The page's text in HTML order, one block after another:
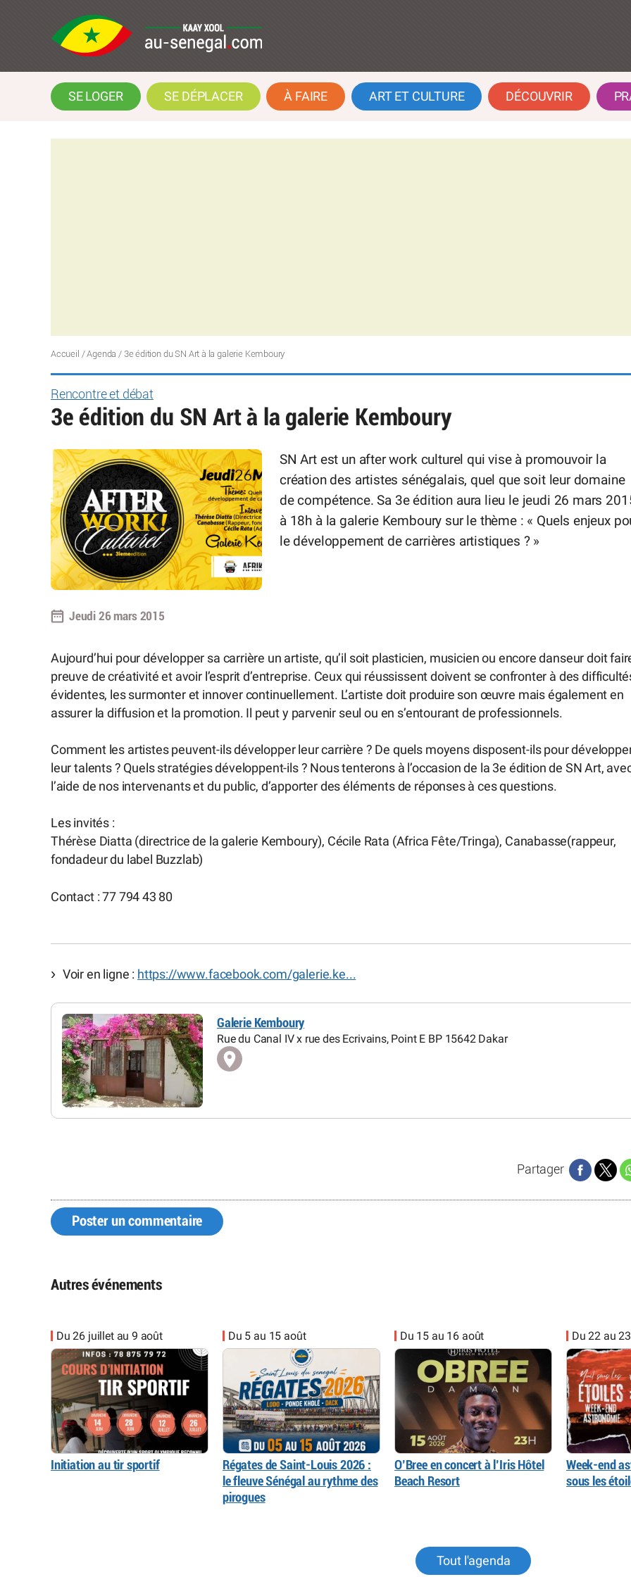
SE LOGER SE DÉPLACER À FAIRE ART ET CULTURE DÉCOUVRIR
Accueil /Agenda / 3e édition du SN Art à la galerie Kemboury
Rencontre et débat
3e édition du SN Art à la galerie Kemboury
SN Art est un after work culturel qui vise à promouvoir la
création des artistes sénégalais, quel que soit leur domaine
de compétence. Sa 3e édition aura lieu le jeudi 26 mars
à 18h à la galerie Kemboury sur le thème : « Quels enjeux
le développement de carrières artistiques ? »
Jeudi 26 mars 2015
Aujourd’hui pour développer sa carrière un artiste, qu’il soit plasticien, musicien ou encore danseur doit
preuve de créativité et avoir l’esprit d’entreprise. Ceux qui réussissent doivent se confronter à des
évidentes, les surmonter et innover continuellement. L’artiste doit produire son œuvre mais également en
assurer la diffusion et la promotion. Il peut y parvenir seul ou en s’entourant de professionnels.
Comment les artistes peuvent-ils développer leur carrière ? De quels moyens disposent-ils pour
leur talents ? Quels stratégies développent-ils ? Nous tenterons à l’occasion de la 3e édition de SN Art,
l’aide de nos intervenants et du public, d’apporter des éléments de réponses à ces questions.
Les invités :
Thérèse Diatta (directrice de la galerie Kemboury), Cécile Rata (Africa Fête/Tringa), Canabasse(rappeur,
fondadeur du label Buzzlab)
Contact : 77 794 43 80
Voir en ligne : https://www.facebook.com/galerie.ke...
Galerie Kemboury
Rue du Canal IV x rue des Ecrivains, Point E BP 15642 Dakar
Partager
Poster un commentaire
Autres événements
Du 26 juillet au 9 août
Initiation au tir sportif
Du 5 au 15 août
Régates de Saint-Louis 2026 :
le fleuve Sénégal au rythme des
pirogues
Du 15 au 16 août
O’Bree en concert à l’Iris Hôtel
Beach Resort
Du 22 au
Week-end
sous les
Tout l'agenda